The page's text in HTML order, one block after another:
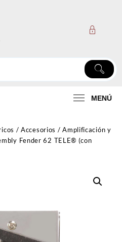
MENÚ
/Accesorios /Amplificación y
Fender 62 TELE® (con